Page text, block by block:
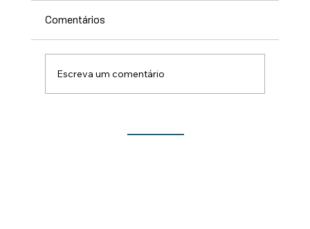
Festa do Rocio traz novidades para este
Comentários
Escreva um comentário